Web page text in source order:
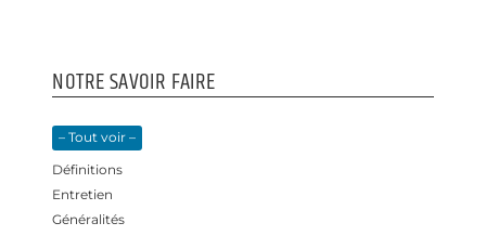
NOTRE SAVOIR FAIRE
– Tout voir –
Définitions
Entretien
Généralités